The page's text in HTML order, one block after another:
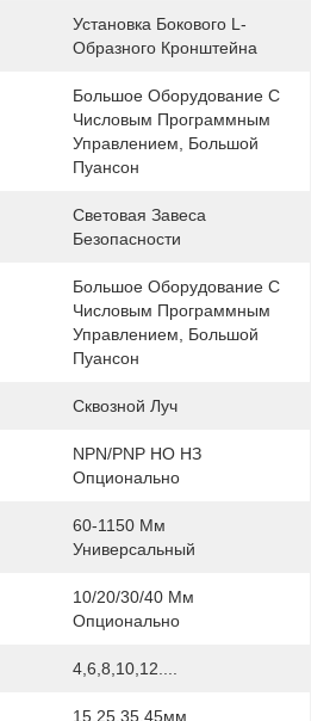
Установка Бокового L-
Образного Кронштейна
Большое Оборудование С
Числовым Программным
Управлением, Большой
Пуансон
Световая Завеса
Безопасности
Большое Оборудование С
Числовым Программным
Управлением, Большой
Пуансон
Сквозной Луч
NPN/PNP НО НЗ
Опционально
60-1150 Мм
Универсальный
10/20/30/40 Мм
Опционально
4,6,8,10,12....
15,25,35,45мм